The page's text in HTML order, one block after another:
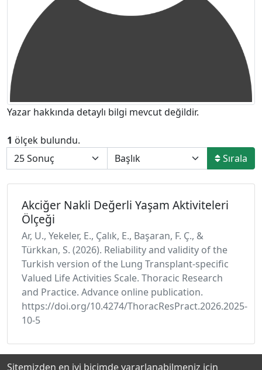
Yazar hakkında detaylı bilgi mevcut değildir.
1 ölçek bulundu.
Sırala
Akciğer Nakli Değerli Yaşam Aktiviteleri
Ölçeği
Ar, U., Yekeler, E., Çalık, E., Başaran, F. Ç., &
Türkkan, S. (2026). Reliability and validity of the
Turkish version of the Lung Transplant-specific
Valued Life Activities Scale. Thoracic Research
and Practice. Advance online publication.
https://doi.org/10.4274/ThoracResPract.2026.2025-
10-5
Sitemizden en iyi biçimde yararlanabilmeniz için